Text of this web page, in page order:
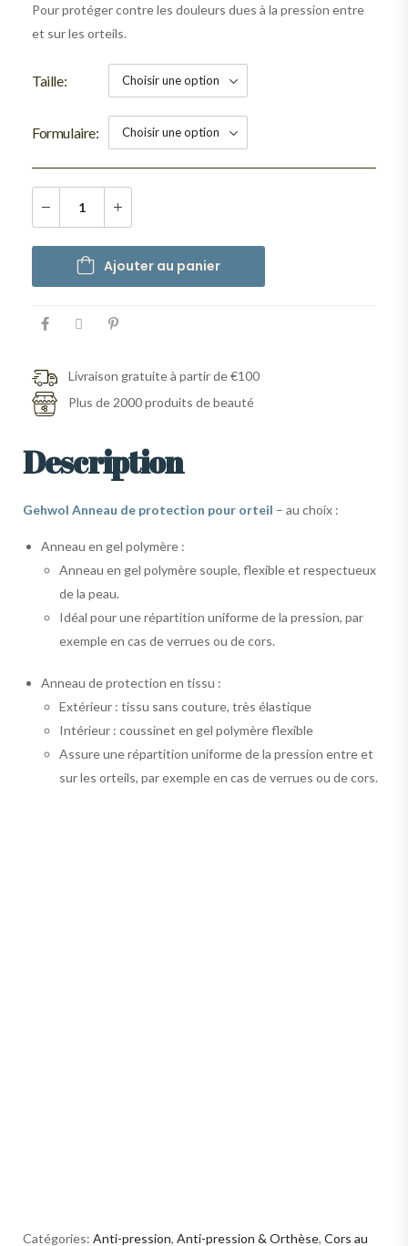
Pour protéger contre les douleurs dues à la pression entre
et sur les orteils.
Taille
Formulaire
Ajouter au panier
Livraison gratuite à partir de €100
Plus de 2000 produits de beauté
Description
Gehwol Anneau de protection pour orteil – au choix :
Anneau en gel polymère :
Anneau en gel polymère souple, flexible et respectueux
de la peau.
Idéal pour une répartition uniforme de la pression, par
exemple en cas de verrues ou de cors.
Anneau de protection en tissu :
Extérieur : tissu sans couture, très élastique
Intérieur : coussinet en gel polymère flexible
Assure une répartition uniforme de la pression entre et
sur les orteils, par exemple en cas de verrues ou de cors.
Catégories: Anti-pression, Anti-pression & Orthèse, Cors au